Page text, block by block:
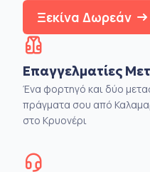
Ξεκίνα Δωρεάν
Επαγγελματίες
Ένα φορτηγό και δύο
πράγματα σου από
στο Κρυονέρι